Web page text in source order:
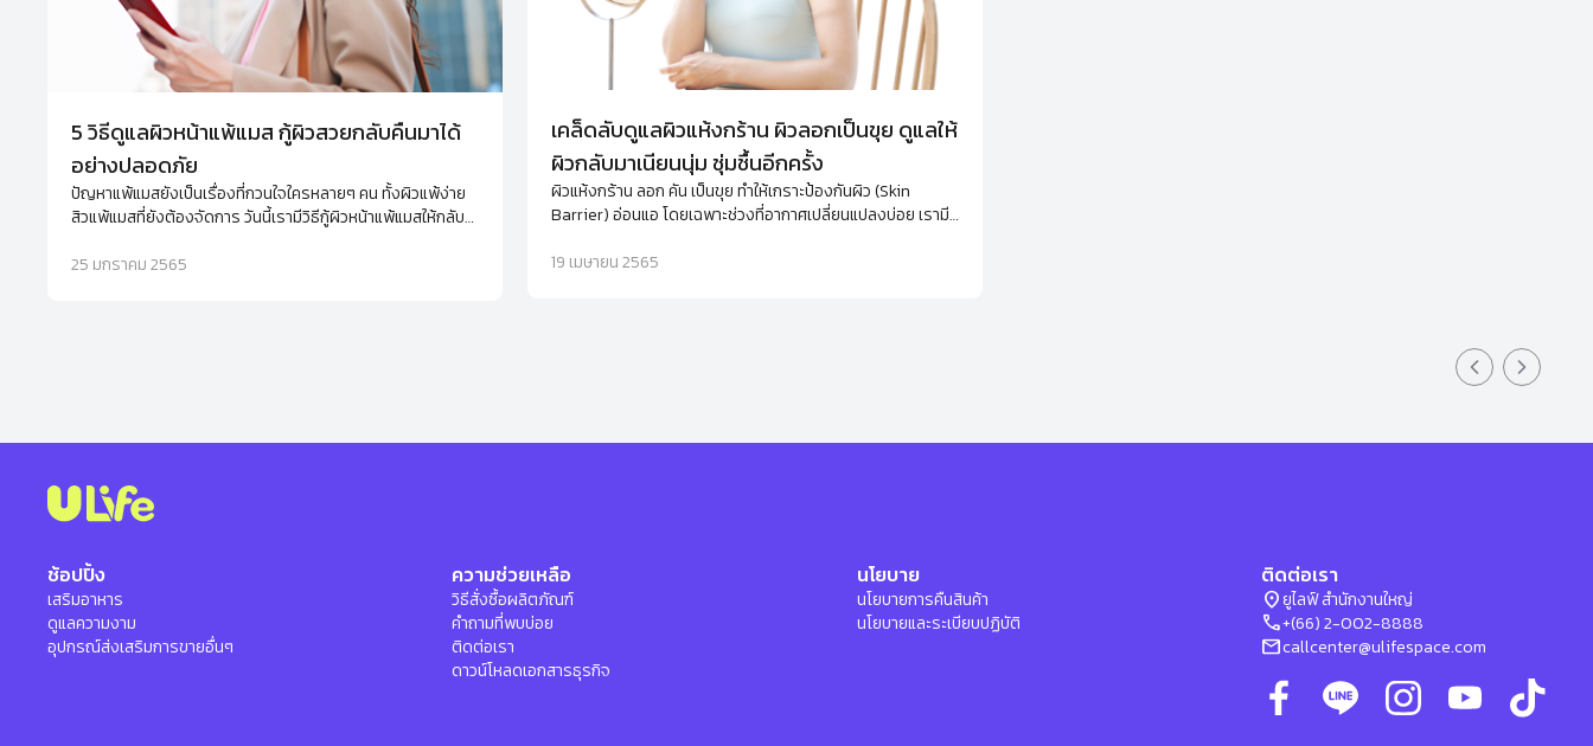
5 วิธีดูแลผิวหน้าแพ้แมส กู้ผิวสวยกลับคืนมาได้
อย่างปลอดภัย
ปัญหาแพ้แมสยังเป็นเรื่องที่กวนใจใครหลายๆ คน ทั้งผิวแพ้ง่าย
สิวแพ้แมสที่ยังต้องจัดการ วันนี้เรามีวิธีกู้ผิวหน้าแพ้แมสให้กลับ
25 มกราคม 2565
เคล็ดลับดูแลผิวแห้งกร้าน ผิวลอกเป็นขุย ดูแลให้
ผิวกลับมาเนียนนุ่ม ชุ่มชื้นอีกครั้ง
ผิวแห้งกร้าน ลอก คัน เป็นขุย ทำให้เกราะป้องกันผิว (Skin
Barrier) อ่อนแอ โดยเฉพาะช่วงที่อากาศเปลี่ยนแปลงบ่อย เรามี
โลชั่นทาผิวที่แนะนำ
19 เมษายน 2565
Previous slide
Next
ช้อปปิ้ง
เสริมอาหาร
ดูแลความงาม
อุปกรณ์ส่งเสริมการขายอื่นๆ
ความช่วยเหลือ
วิธีสั่งซื้อผลิตภัณฑ์
คำถามที่พบบ่อย
ติดต่อเรา
ดาวน์โหลดเอกสารธุรกิจ
นโยบาย
นโยบายการคืนสินค้า
นโยบายและระเบียบปฏิบัติ
ติดต่อเรา
location_onยูไลฟ์ สำนักงานใหญ่
phone+(66) 2-002-8888
mailcallcenter@ulifespace.com